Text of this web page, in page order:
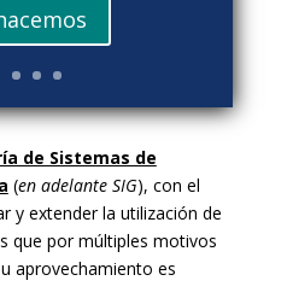
de Sistemas de
(en adelante SIG), con el
y extender la utilización de
que por múltiples motivos
aprovechamiento es